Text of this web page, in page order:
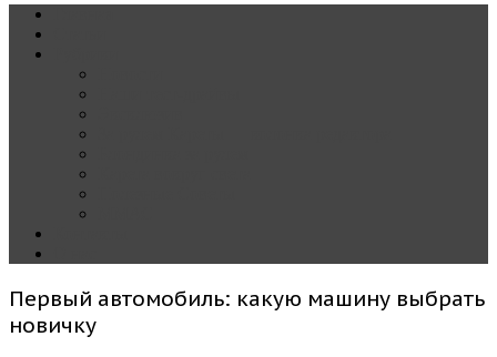
Первый автомобиль: какую машину выбрать
новичку